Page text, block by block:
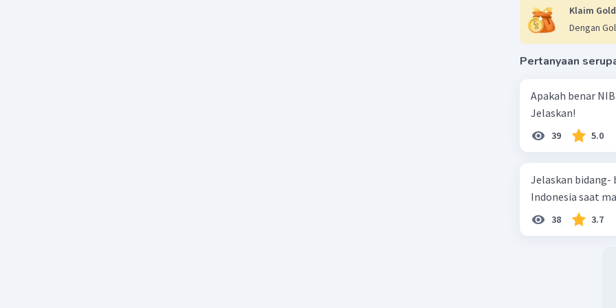
Klaim
Dengan
Pertanyaan
Apakah benar
Jelaskan!
39 5.0
Jelaskan bidang-
Indonesia saat
38 3.7